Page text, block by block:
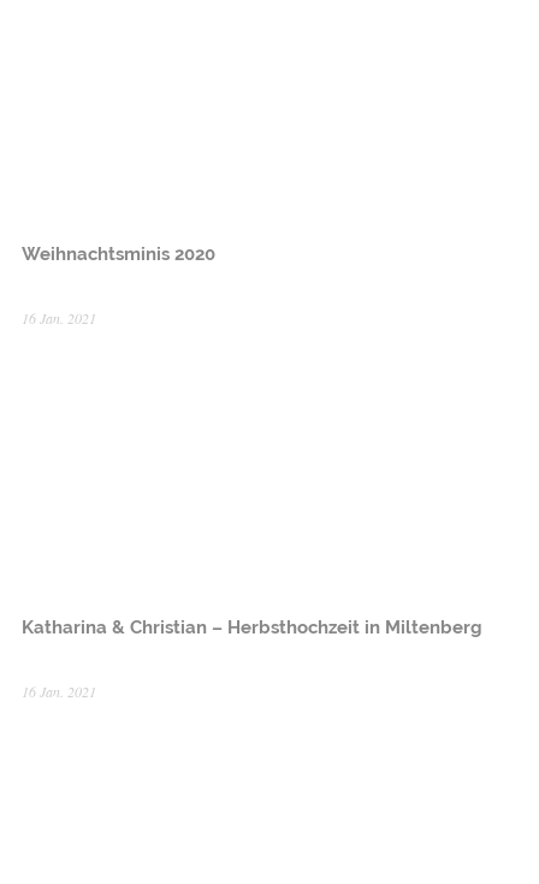
Weihnachtsminis 2020
16 Jan. 2021
Katharina & Christian – Herbsthochzeit in Miltenberg
16 Jan. 2021